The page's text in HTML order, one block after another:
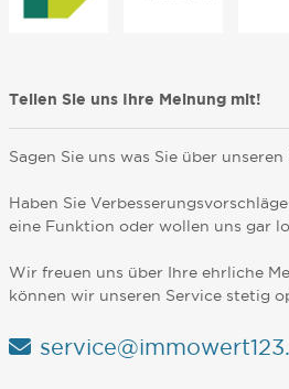
Teilen Sie uns Ihre Meinung mit!
Sagen Sie uns was Sie über
Haben Sie
eine Funktion oder wollen uns gar
Wir freuen uns über Ihre ehrliche
können wir unseren Service stetig